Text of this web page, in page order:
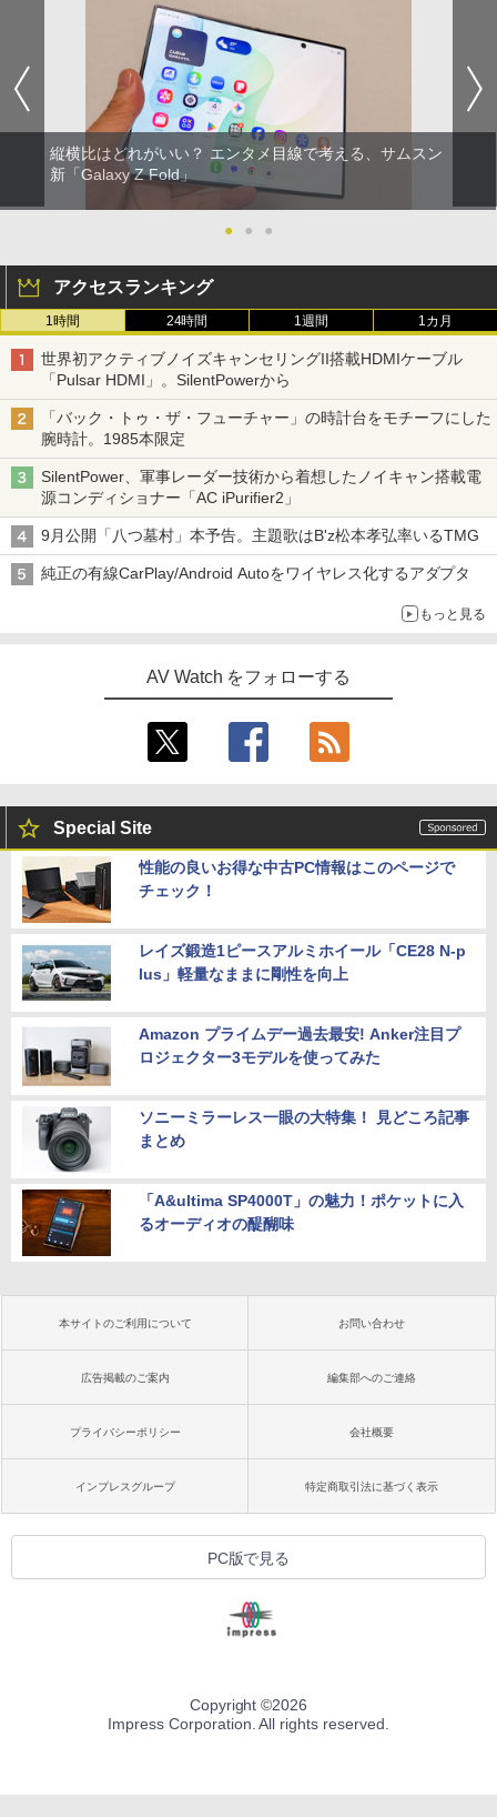
縦横比はどれがいい？ エンタメ目線で考える、サムスン
新「Galaxy Z Fold」
● ● ●
アクセスランキング
1時間 24時間 1週間 1カ月
世界初アクティブノイズキャンセリングII搭載HDMIケーブル
「Pulsar HDMI」。SilentPowerから
「バック・トゥ・ザ・フューチャー」の時計台をモチーフにした
腕時計。1985本限定
SilentPower、軍事レーダー技術から着想したノイキャン搭載電
源コンディショナー「AC iPurifier2」
9月公開「八つ墓村」本予告。主題歌はB'z松本孝弘率いるTMG
純正の有線CarPlay/Android Autoをワイヤレス化するアダプタ
もっと見る
AV Watch をフォローする
Special Site
性能の良いお得な中古PC情報はこのページで
チェック！
レイズ鍛造1ピースアルミホイール「CE28 N-p
lus」軽量なままに剛性を向上
Amazon プライムデー過去最安! Anker注目プ
ロジェクター3モデルを使ってみた
ソニーミラーレス一眼の大特集！ 見どころ記事
まとめ
「A&ultima SP4000T」の魅力！ポケットに入
るオーディオの醍醐味
本サイトのご利用について お問い合わせ
広告掲載のご案内 編集部へのご連絡
プライバシーポリシー 会社概要
インプレスグループ 特定商取引法に基づく表示
PC版で見る
Copyright ©2026
Impress Corporation. All rights reserved.